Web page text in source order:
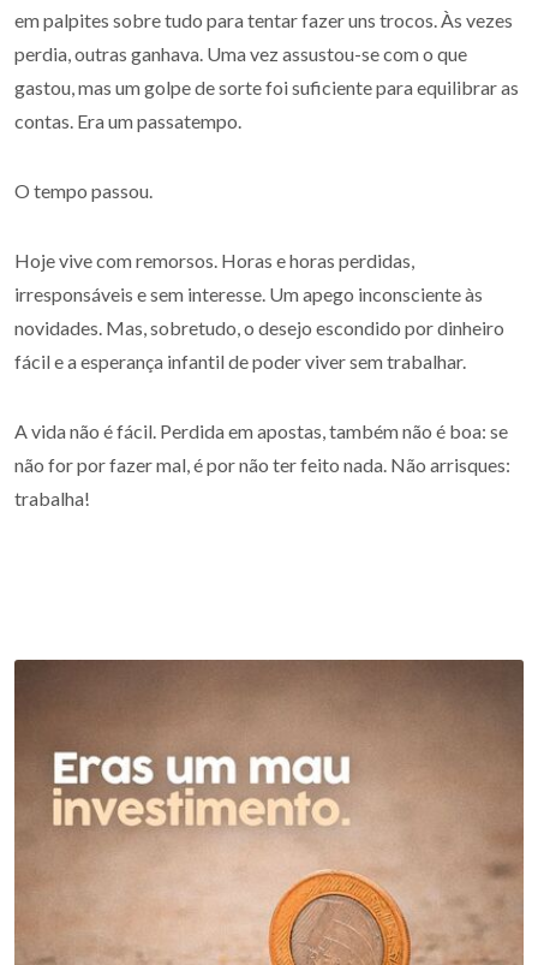
em palpites sobre tudo para tentar fazer uns trocos. Às vezes
perdia, outras ganhava. Uma vez assustou-se com o que
gastou, mas um golpe de sorte foi suficiente para equilibrar as
contas. Era um passatempo.
O tempo passou.
Hoje vive com remorsos. Horas e horas perdidas,
irresponsáveis e sem interesse. Um apego inconsciente às
novidades. Mas, sobretudo, o desejo escondido por dinheiro
fácil e a esperança infantil de poder viver sem trabalhar.
A vida não é fácil. Perdida em apostas, também não é boa: se
não for por fazer mal, é por não ter feito nada. Não arrisques:
trabalha!